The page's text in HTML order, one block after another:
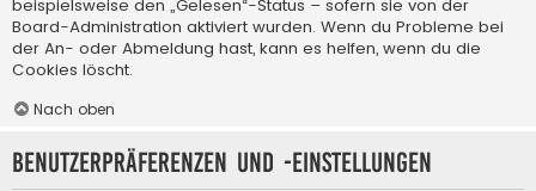
beispielsweise den „Gelesen“-Status – sofern sie von der
Board-Administration aktiviert wurden. Wenn du Probleme bei
der An- oder Abmeldung hast, kann es helfen, wenn du die
Cookies löscht.
Nach oben
Benutzerpräferenzen und -einstellungen